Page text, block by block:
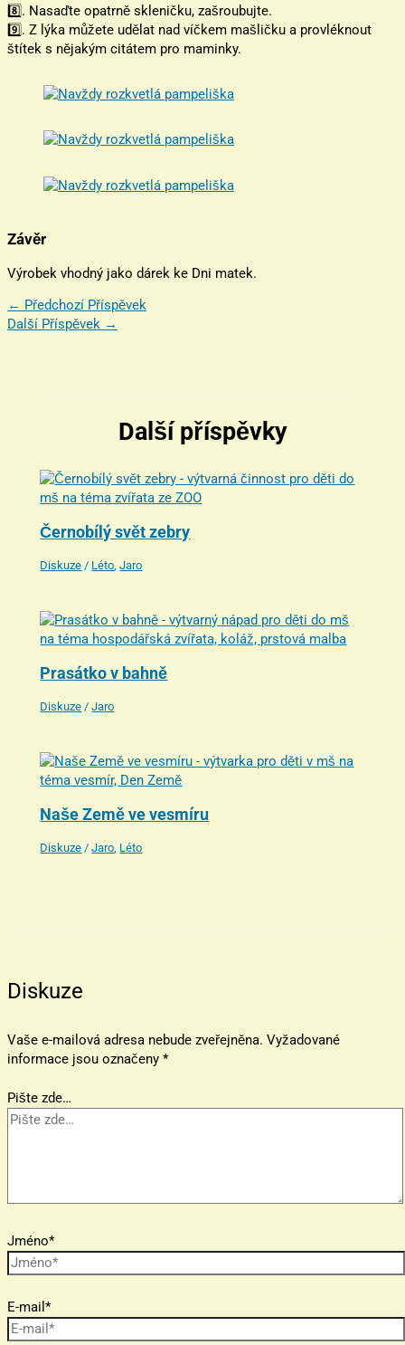
8️⃣. Nasaďte opatrně skleničku, zašroubujte.
9️⃣. Z lýka můžete udělat nad víčkem mašličku a provléknout
štítek s nějakým citátem pro maminky.
Závěr
Výrobek vhodný jako dárek ke Dni matek.
← Předchozí Příspěvek
Další Příspěvek →
Další příspěvky
Černobílý svět zebry
Diskuze / Léto,Jaro
Prasátko v bahně
Diskuze /Jaro
Naše Země ve vesmíru
Diskuze /Jaro, Léto
Diskuze
Vaše e-mailová adresa nebude zveřejněna. Vyžadované
informace jsou označeny *
Pište zde…
Jméno*
E-mail*